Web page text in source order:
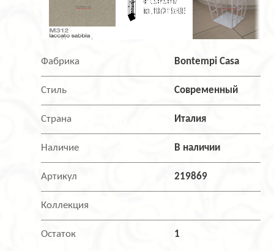
Фабрика Bontempi Casa
Стиль Современный
Страна Италия
Наличие В наличии
Артикул 219869
Коллекция
Остаток 1